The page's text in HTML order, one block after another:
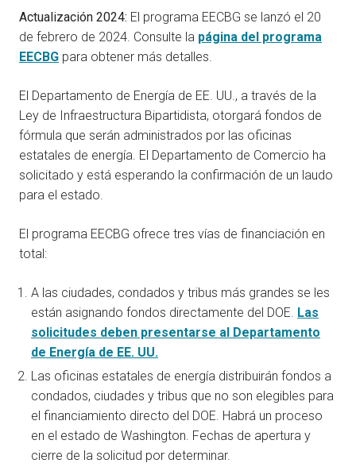
Actualización 2024: El programa EECBG se lanzó el 20
de febrero de 2024. Consulte la página del programa
EECBG para obtener más detalles.
El Departamento de Energía de EE. UU., a través de la
Ley de Infraestructura Bipartidista, otorgará fondos de
fórmula que serán administrados por las oficinas
estatales de energía. El Departamento de Comercio ha
solicitado y está esperando la confirmación de un laudo
para el estado.
El programa EECBG ofrece tres vías de financiación en
total:
A las ciudades, condados y tribus más grandes se les
están asignando fondos directamente del DOE. Las
solicitudes deben presentarse al Departamento
de Energía de EE. UU.
Las oficinas estatales de energía distribuirán fondos a
condados, ciudades y tribus que no son elegibles para
el financiamiento directo del DOE. Habrá un proceso
en el estado de Washington. Fechas de apertura y
cierre de la solicitud por determinar.